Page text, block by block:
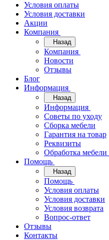
Условия оплаты
Условия доставки
Акции
Компания
Назад
Компания
Новости
Отзывы
Блог
Информация
Назад
Информация
Советы по уходу
Сборка мебели
Гарантия на товар
Реквизиты
Обработка мебели
Помощь
Назад
Помощь
Условия оплаты
Условия доставки
Условия возврата
Вопрос-ответ
Отзывы
Контакты